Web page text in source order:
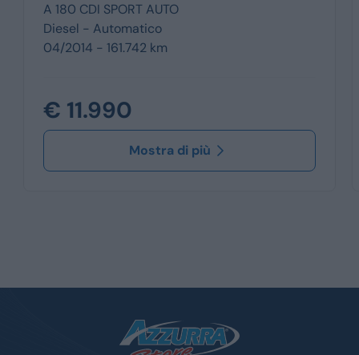
A 180 CDI SPORT AUTO
Diesel - Automatico
04/2014 - 161.742 km
€ 11.990
Mostra di più